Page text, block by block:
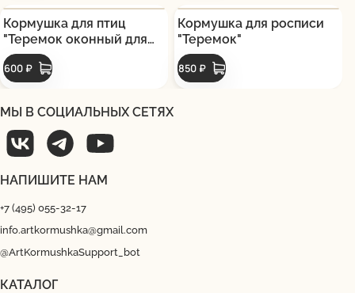
Кормушка для птиц
"Теремок оконный для
росписи"
600 ₽
Кормушка для росписи
"Теремок"
850 ₽
МЫ В СОЦИАЛЬНЫХ СЕТЯХ
НАПИШИТЕ НАМ
+7 (495) 055-32-17
info.artkormushka@gmail.com
@ArtKormushkaSupport_bot
КАТАЛОГ